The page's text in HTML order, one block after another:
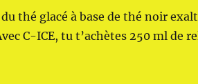
thé glacé à base de thé noir
C-ICE, tu t’achètes 250 ml de